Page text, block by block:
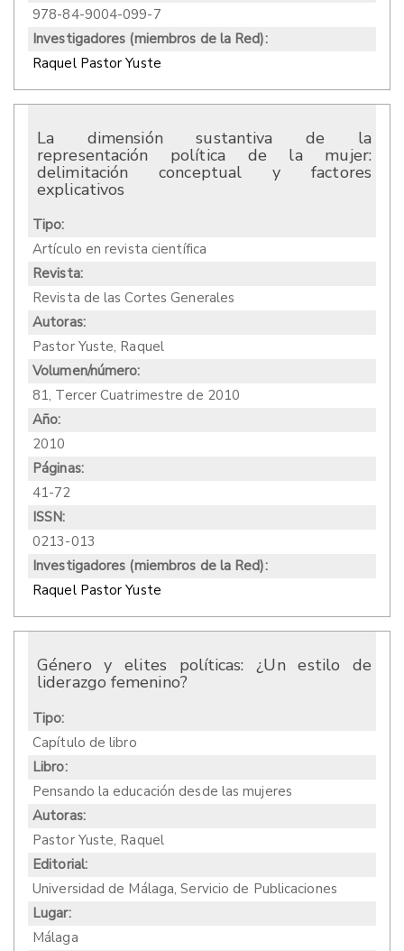
978-84-9004-099-7
Investigadores (miembros de la Red):
Raquel Pastor Yuste
La dimensión sustantiva de la
representación política de la mujer:
delimitación conceptual y factores
explicativos
Tipo:
Artículo en revista científica
Revista:
Revista de las Cortes Generales
Autoras:
Pastor Yuste, Raquel
Volumen/número:
81, Tercer Cuatrimestre de 2010
Año:
2010
Páginas:
41-72
ISSN:
0213-013
Investigadores (miembros de la Red):
Raquel Pastor Yuste
Género y elites políticas: ¿Un estilo de
liderazgo femenino?
Tipo:
Capítulo de libro
Libro:
Pensando la educación desde las mujeres
Autoras:
Pastor Yuste, Raquel
Editorial:
Universidad de Málaga, Servicio de Publicaciones
Lugar:
Málaga